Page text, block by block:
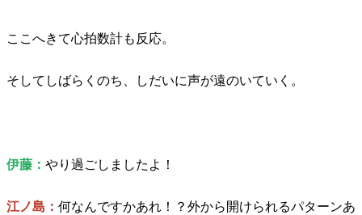
ここへきて心拍数計も反応。
そしてしばらくのち、しだいに声が遠のいていく。
伊藤： やり過ごしましたよ！
江ノ島： 何なんですかあれ！？外から開けられるパターンあ